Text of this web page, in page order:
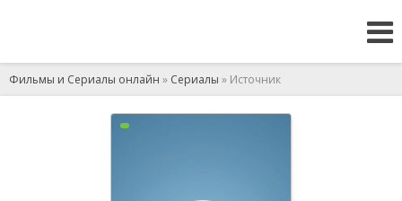
Фильмы и Сериалы онлайн » Сериалы » Источник